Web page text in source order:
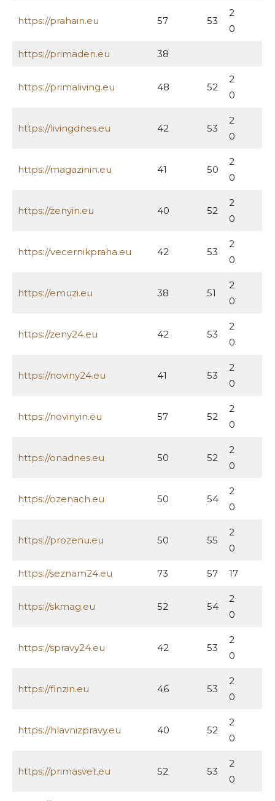
https://prahain.eu 57 53
2
0
https://primaden.eu 38
https://primaliving.eu 48 52
2
0
https://livingdnes.eu 42 53
2
0
https://magazinin.eu 41 50
2
0
https://zenyin.eu 40 52
2
0
https://vecernikpraha.eu 42 53
2
0
https://emuzi.eu 38 51
2
0
https://zeny24.eu 42 53
2
0
https://noviny24.eu 41 53
2
0
https://novinyin.eu 57 52
2
0
https://onadnes.eu 50 52
2
0
https://ozenach.eu 50 54
2
0
https://prozenu.eu 50 55
2
0
https://seznam24.eu 73 57 17
https://skmag.eu 52 54
2
0
https://spravy24.eu 42 53
2
0
https://finzin.eu 46 53
2
0
https://hlavnizpravy.eu 40 52
2
0
https://primasvet.eu 52 53
2
0